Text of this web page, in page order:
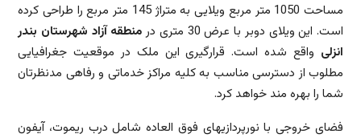
مساحت 1050 متر مربع ویلایی به متراژ 145 متر مربع را طراحی کرده
است. این ویلای دوبر با عرض 30 متری در
منطقه آزاد شهرستان بندر
انزلی واقع شده است. قرارگیری این ملک در موقعیت جغرافیایی
مطلوب از دسترسی مناسب به کلیه مراکز خدماتی و رفاهی مدنظرتان
شما را بهره مند خواهد کرد.
فضای خروجی با نورپردازیهای فوق العاده شامل درب ریموت، آیفون